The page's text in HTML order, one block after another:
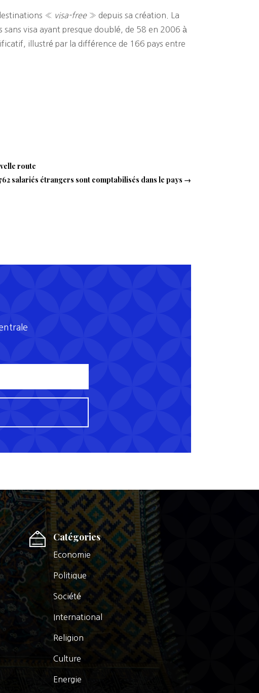
« visa-free» depuis sa création. La
visa ayant presque doublé, de 58 en 2006 à
illustré par la différence de 166 pays entre
route
salariés étrangers sont comptabilisés dans le pays →
Catégories
Economie
Politique
Société
International
Religion
Culture
Energie